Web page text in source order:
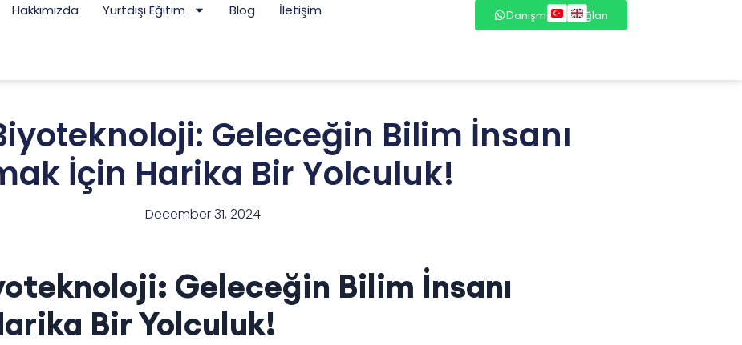
Hakkımızda Yurtdışı Eğitim Blog İletişim Danışmana Bağlan
Geleceğin Bilim İnsanı
İçin Harika Bir Yolculuk!
December 31, 2024
Geleceğin Bilim İnsanı
Bir Yolculuk!